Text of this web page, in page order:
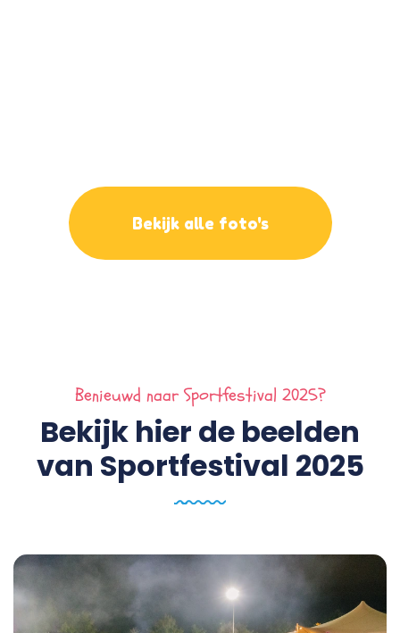
Bekijk alle foto's
Benieuwd naar Sportfestival 2025?
Bekijk hier de beelden
van Sportfestival 2025